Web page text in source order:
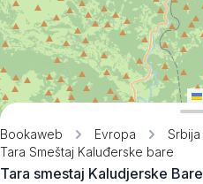
Bookaweb Evropa Srbija
Tara Smeštaj Kaluđerske bare
Tara smestaj Kaludjerske Bare